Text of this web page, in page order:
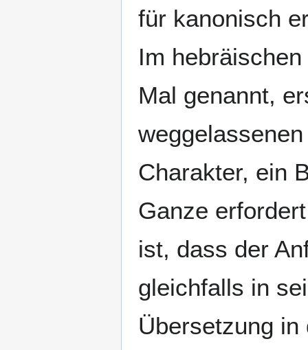
für kanonisch
Im
Mal genannt,
Charakter, ein
Ganze
ist, dass der
gleichfalls in
Übersetzung